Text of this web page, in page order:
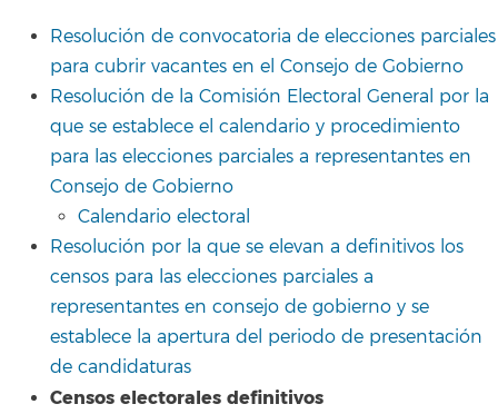
Resolución de convocatoria de elecciones parciales
para cubrir vacantes en el Consejo de Gobierno
Resolución de la Comisión Electoral General por la
que se establece el calendario y procedimiento
para las elecciones parciales a representantes en
Consejo de Gobierno
Calendario electoral
Resolución por la que se elevan a definitivos los
censos para las elecciones parciales a
representantes en consejo de gobierno y se
establece la apertura del periodo de presentación
de candidaturas
Censos electorales definitivos